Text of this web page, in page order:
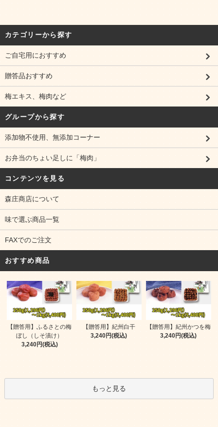
カテゴリーから探す
ご自宅用におすすめ
贈答品おすすめ
梅エキス、梅肉など
グループから探す
添加物不使用、無添加コーナー
お弁当のちょい足しに「梅肉」
コンテンツを見る
森庄商店について
味で選ぶ商品一覧
FAXでのご注文
おすすめ商品
【贈答用】ふるさとの梅
ぼし（しそ漬け）
3,240円(税込)
【贈答用】紀州白干
3,240円(税込)
【贈答用】紀州かつを梅
3,240円(税込)
もっと見る